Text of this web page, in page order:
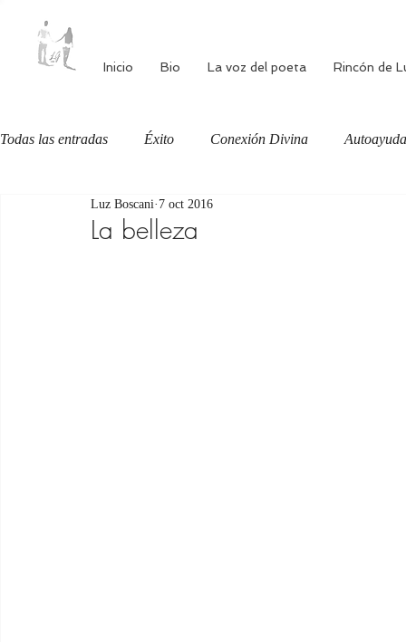
Inicio Bio La voz del poeta Rincón de
Todas las entradas Éxito Conexión Divina Autoayuda
Autoestima Alimentación consciente
La belleza
Luz Boscani 7 oct 2016